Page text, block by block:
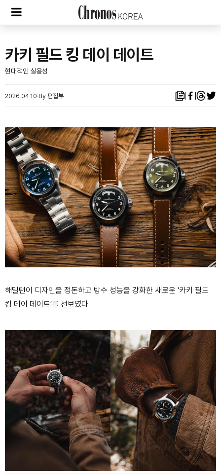
카키 필드 킹 데이 데이트
현대적인 실용성
2026.04.10 By 편집부
해밀턴이 디자인을 정돈하고 방수 성능을 강화한 새로운 ‘카키 필드
킹 데이 데이트’를 선보였다.